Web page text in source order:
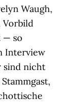
Waugh,
Vorbild
— so
Interview
sind nicht